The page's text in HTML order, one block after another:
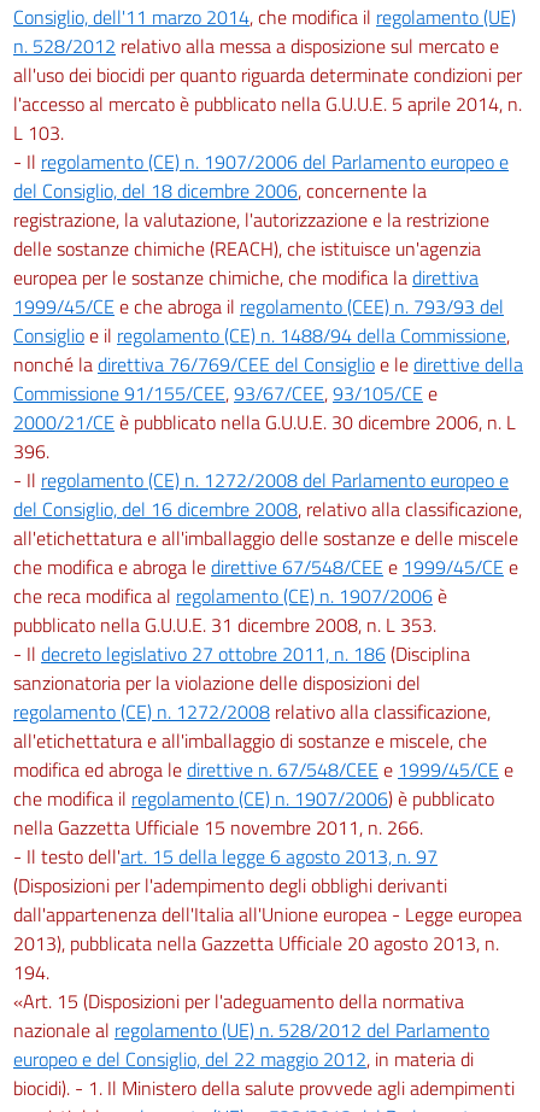
Consiglio, dell'11 marzo 2014, che modifica il regolamento (UE)
n. 528/2012 relativo alla messa a disposizione sul mercato e
all'uso dei biocidi per quanto riguarda determinate condizioni per
l'accesso al mercato è pubblicato nella G.U.U.E. 5 aprile 2014, n.
L 103.
- Il regolamento (CE) n. 1907/2006 del Parlamento europeo e
del Consiglio, del 18 dicembre 2006, concernente la
registrazione, la valutazione, l'autorizzazione e la restrizione
delle sostanze chimiche (REACH), che istituisce un'agenzia
europea per le sostanze chimiche, che modifica ladirettiva
1999/45/CE e che abroga il regolamento (CEE) n. 793/93 del
Consiglioe il regolamento (CE) n. 1488/94 della Commissione,
nonché ladirettiva 76/769/CEE del Consiglioe ledirettive della
Commissione 91/155/CEE,93/67/CEE,93/105/CE e
2000/21/CE è pubblicato nella G.U.U.E. 30 dicembre 2006, n. L
396.
- Il regolamento (CE) n. 1272/2008 del Parlamento europeo e
del Consiglio, del 16 dicembre 2008, relativo alla classificazione,
all'etichettatura e all'imballaggio delle sostanze e delle miscele
che modifica e abroga ledirettive 67/548/CEE e 1999/45/CE e
che reca modifica al regolamento (CE) n. 1907/2006è
pubblicato nella G.U.U.E. 31 dicembre 2008, n. L 353.
- Il decreto legislativo 27 ottobre 2011, n. 186(Disciplina
sanzionatoria per la violazione delle disposizioni del
regolamento (CE) n. 1272/2008 relativo alla classificazione,
all'etichettatura e all'imballaggio di sostanze e miscele, che
modifica ed abroga ledirettive n. 67/548/CEE e 1999/45/CE e
che modifica il regolamento (CE) n. 1907/2006) è pubblicato
nella Gazzetta Ufficiale 15 novembre 2011, n. 266.
- Il testo dell'art. 15 della legge 6 agosto 2013, n. 97
(Disposizioni per l'adempimento degli obblighi derivanti
dall'appartenenza dell'Italia all'Unione europea - Legge europea
2013), pubblicata nella Gazzetta Ufficiale 20 agosto 2013, n.
194.
«Art. 15 (Disposizioni per l'adeguamento della normativa
nazionale al regolamento (UE) n. 528/2012 del Parlamento
europeo e del Consiglio, del 22 maggio 2012, in materia di
biocidi). - 1. Il Ministero della salute provvede agli adempimenti